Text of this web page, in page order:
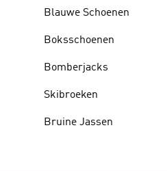
Blauwe Schoenen
Boksschoenen
Bomberjacks
Skibroeken
Bruine Jassen